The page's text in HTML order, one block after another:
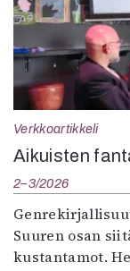
Verkkoartikkeli
Aikuisten
2–3/2026
Suuren osan
kustantamot.